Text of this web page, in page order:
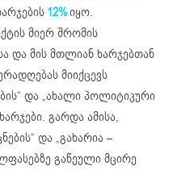
12%იყო.
მიერ შრომის
და მის მთლიან ხარჯებთან
მიიქცევს
და „ახალი პოლიტიკური
გარდა ამისა,
და „გახარია –
გაწეული მცირე